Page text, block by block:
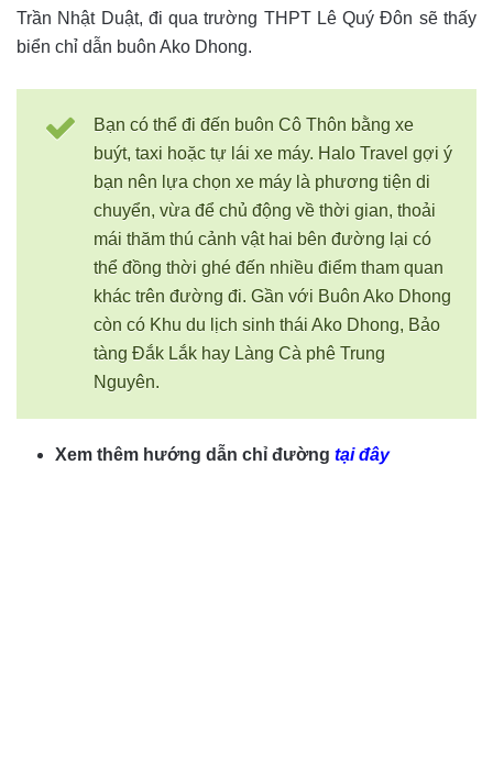
Trần Nhật Duật, đi qua trường THPT Lê Quý Đôn sẽ thấy
biển chỉ dẫn buôn Ako Dhong.
Bạn có thể đi đến buôn Cô Thôn bằng xe
buýt, taxi hoặc tự lái xe máy. Halo Travel gợi ý
bạn nên lựa chọn xe máy là phương tiện di
chuyển, vừa để chủ động về thời gian, thoải
mái thăm thú cảnh vật hai bên đường lại có
thể đồng thời ghé đến nhiều điểm tham quan
khác trên đường đi. Gần với Buôn Ako Dhong
còn có Khu du lịch sinh thái Ako Dhong, Bảo
tàng Đắk Lắk hay Làng Cà phê Trung
Nguyên.
Xem thêm hướng dẫn chỉ đường tại đây